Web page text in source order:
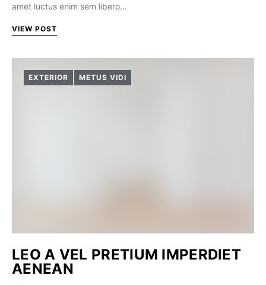
amet luctus enim sem libero…
VIEW POST
EXTERIOR METUS VIDI
LEO A VEL PRETIUM IMPERDIET
AENEAN